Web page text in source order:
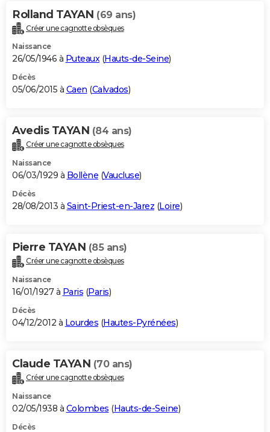
Rolland TAYAN (69 ans)
Créer une cagnotte obsèques
Naissance
26/05/1946 à Puteaux(Hauts-de-Seine)
Décès
05/06/2015 à Caen (Calvados)
Avedis TAYAN (84 ans)
Créer une cagnotte obsèques
Naissance
06/03/1929 à Bollène (Vaucluse)
Décès
28/08/2013 à Saint-Priest-en-Jarez (Loire)
Pierre TAYAN (85 ans)
Créer une cagnotte obsèques
Naissance
16/01/1927 à Paris (Paris)
Décès
04/12/2012 à Lourdes (Hautes-Pyrénées)
Claude TAYAN (70 ans)
Créer une cagnotte obsèques
Naissance
02/05/1938 à Colombes (Hauts-de-Seine)
Décès